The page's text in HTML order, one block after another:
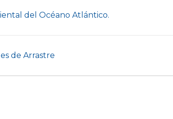
del Océano Atlántico.
de Arrastre